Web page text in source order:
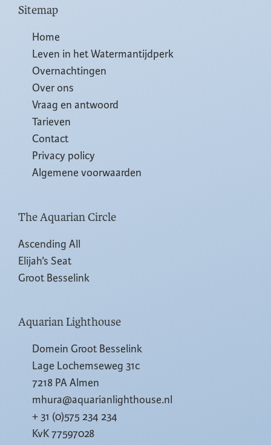
Sitemap
Home
Leven in het Watermantijdperk
Overnachtingen
Over ons
Vraag en antwoord
Tarieven
Contact
Privacy policy
Algemene voorwaarden
The Aquarian Circle
Ascending All
Elijah’s Seat
Groot Besselink
Aquarian Lighthouse
Domein Groot Besselink
Lage Lochemseweg 31c
7218 PA Almen
mhura@aquarianlighthouse.nl
+ 31 (0)575 234 234
KvK 77597028